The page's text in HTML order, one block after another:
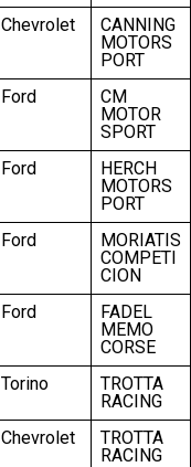
Chevrolet
CANNING
MOTORS
PORT
Ford
CM
MOTOR
SPORT
Ford
HERCH
MOTORS
PORT
Ford
MORIATIS
COMPETI
CION
Ford
FADEL
MEMO
CORSE
Torino
TROTTA
RACING
Chevrolet
TROTTA
RACING